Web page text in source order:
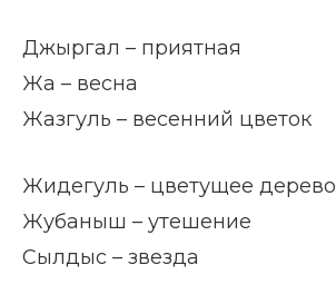
Джыргал – приятная
Жа – весна
Жазгуль – весенний цветок
Жидегуль – цветущее дерево
Жубаныш – утешение
Сылдыс – звезда